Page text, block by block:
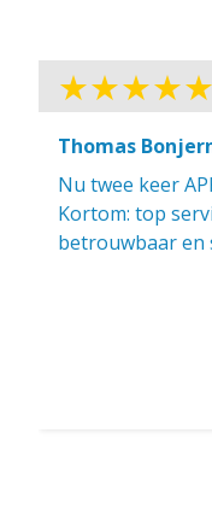
Thomas
Nu twee keer
Kortom: top
betrouwbaar en